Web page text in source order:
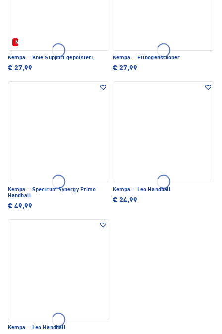
Neu
Kempa · Knie Support gepolstert
€ 27,99
Kempa · Ellbogenschoner
€ 27,99
Kempa · Spectrum Synergy Primo
Handball
€ 49,99
Kempa · Leo Handball
€ 24,99
Kempa · Leo Handball